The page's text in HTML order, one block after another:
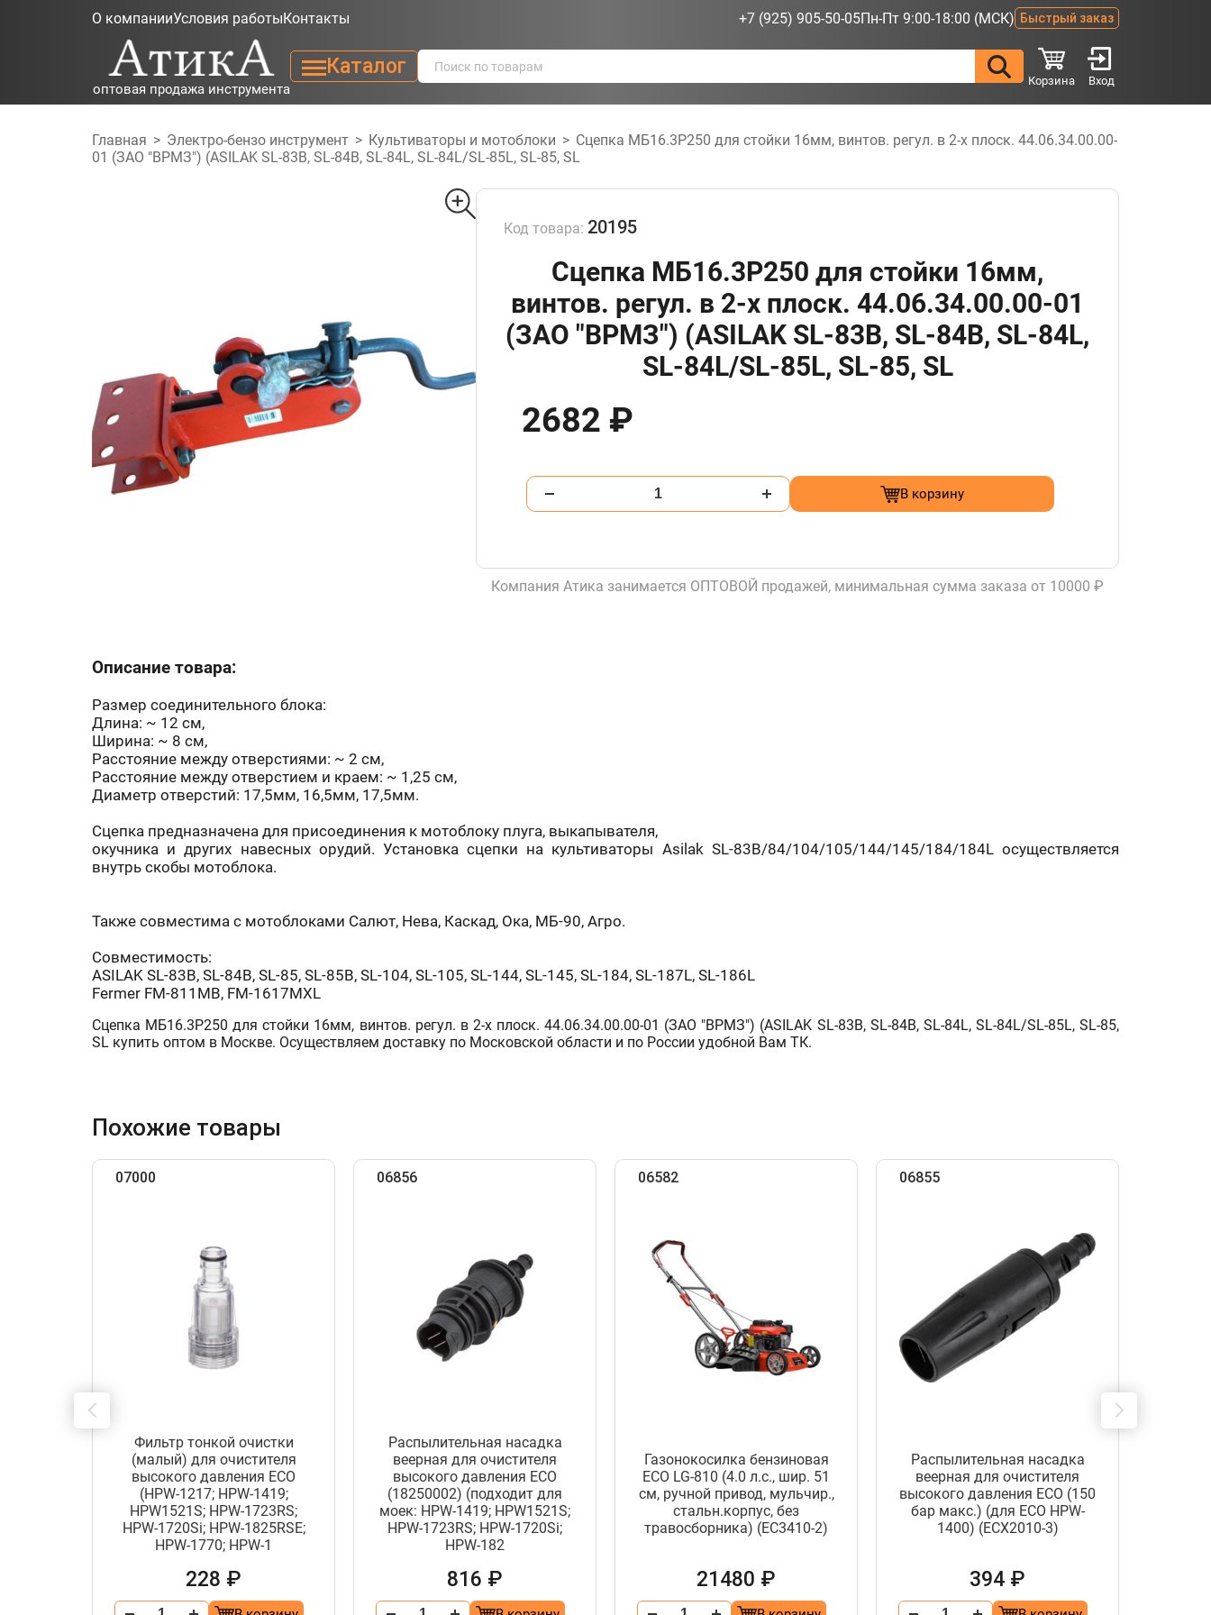
О компанииУсловия работыКонтакты +7 (925) 905-50-05Пн-Пт 9:00-18:00 (МСК) Быстрый заказ
оптовая продажа инструмента
Каталог
Корзина Вход
Главная > Электро-бензо инструмент > Культиваторы и мотоблоки > Сцепка МБ16.3Р250 для стойки 16мм, винтов. регул. в 2-х плоск. 44.06.34.00.00-
01 (ЗАО "ВРМЗ") (ASILAK SL-83B, SL-84B, SL-84L, SL-84L/SL-85L, SL-85, SL
Код товара: 20195
Сцепка МБ16.3Р250 для стойки 16мм,
винтов. регул. в 2-х плоск. 44.06.34.00.00-01
(ЗАО "ВРМЗ") (ASILAK SL-83B, SL-84B, SL-84L,
SL-84L/SL-85L, SL-85, SL
2682 ₽
В корзину
Компания Атика занимается ОПТОВОЙ продажей, минимальная сумма заказа от 10000 ₽
Описание товара:
Размер соединительного блока:
Длина: ~ 12 см,
Ширина: ~ 8 см,
Расстояние между отверстиями: ~ 2 см,
Расстояние между отверстием и краем: ~ 1,25 см,
Диаметр отверстий: 17,5мм, 16,5мм, 17,5мм.
Сцепка предназначена для присоединения к мотоблоку плуга, выкапывателя,
окучника и других навесных орудий. Установка сцепки на культиваторы Asilak SL-83B/84/104/105/144/145/184/184L осуществляется
внутрь скобы мотоблока.
Также совместима с мотоблоками Салют, Нева, Каскад, Ока, МБ-90, Агро.
Совместимость:
ASILAK SL-83B, SL-84B, SL-85, SL-85B, SL-104, SL-105, SL-144, SL-145, SL-184, SL-187L, SL-186L
Fermer FM-811MB, FM-1617MXL
Сцепка МБ16.3Р250 для стойки 16мм, винтов. регул. в 2-х плоск. 44.06.34.00.00-01 (ЗАО "ВРМЗ") (ASILAK SL-83B, SL-84B, SL-84L, SL-84L/SL-85L, SL-85,
SL купить оптом в Москве. Осуществляем доставку по Московской области и по России удобной Вам ТК.
Похожие товары
07000
Фильтр тонкой очистки
(малый) для очистителя
высокого давления ECO
(HPW-1217; HPW-1419;
HPW1521S; HPW-1723RS;
HPW-1720Si; HPW-1825RSE;
HPW-1770; HPW-1
228 ₽
06856
Распылительная насадка
веерная для очистителя
высокого давления ECO
(18250002) (подходит для
моек: HPW-1419; HPW1521S;
HPW-1723RS; HPW-1720Si;
HPW-182
816 ₽
06582
Газонокосилка бензиновая
ECO LG-810 (4.0 л.с., шир. 51
см, ручной привод, мульчир.,
стальн.корпус, без
травосборника) (EC3410-2)
21480 ₽
06855
Распылительная насадка
веерная для очистителя
высокого давления ECO (150
бар макс.) (для ECO HPW-
1400) (ECX2010-3)
394 ₽